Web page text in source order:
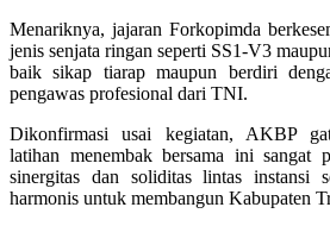
Menariknya, jajaran Forkopimda
jenis senjata ringan seperti SS1-V3
baik sikap tiarap maupun berdiri
pengawas profesional dari TNI.
Dikonfirmasi usai kegiatan, AKBP
latihan menembak bersama ini sangat
sinergitas dan soliditas lintas instansi
harmonis untuk membangun Kabupaten